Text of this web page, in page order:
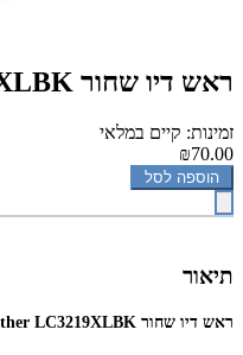
‏ראש דיו ‏שחור Brother LC3219XLBK תואם
זמינות: קיים במלאי
₪70.00
הוספה לסל
תיאור
‏ראש דיו ‏שחור Brother LC3219XLBK.